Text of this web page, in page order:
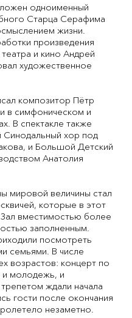
одноименный
Старца Серафима
жизни.
произведения
и кино Андрей
художественное
композитор Пётр
в симфоническом и
В спектакле также
Синодальный хор под
и Большой Детский
Анатолия
мировой величины стал
которые в этот
Зал вместимостью более
заполненным.
посмотреть
семьями. В числе
возрастов: концерт по
и молодежь, и
ждали начала
гости после окончания
незаметно.